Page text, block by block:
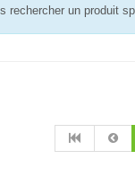
rechercher un produit